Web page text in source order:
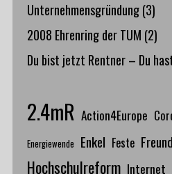
Unternehmensgründung (3)
2008 Ehrenring der TUM (2)
Du bist jetzt Rentner – Du
2.4mR Action4Europe
Energiewende Enkel Feste
Hochschulreform Internet